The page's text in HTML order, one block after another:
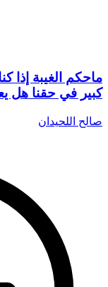
ماحكم الغيبة إذا
كبير في حقنا هل
صالح اللحيدان